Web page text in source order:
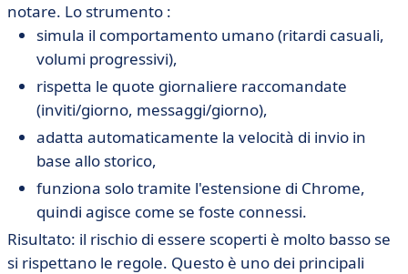
notare. Lo strumento :
simula il comportamento umano (ritardi casuali,
volumi progressivi),
rispetta le quote giornaliere raccomandate
(inviti/giorno, messaggi/giorno),
adatta automaticamente la velocità di invio in
base allo storico,
funziona solo tramite l'estensione di Chrome,
quindi agisce come se foste connessi.
Risultato: il rischio di essere scoperti è molto basso se
si rispettano le regole. Questo è uno dei principali